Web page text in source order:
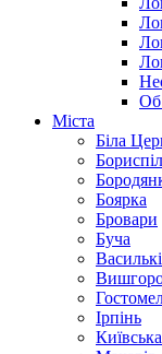
Міста
Біла
Боярка
Бровари
Буча
Ірпінь